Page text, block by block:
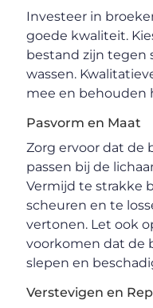
Investeer in
goede kwaliteit.
bestand zijn tegen
wassen.
mee en behouden
Pasvorm en Maat
Zorg ervoor dat de
passen bij de
Vermijd te strakke
scheuren en te
vertonen. Let ook
voorkomen dat de
slepen en
Verstevigen en